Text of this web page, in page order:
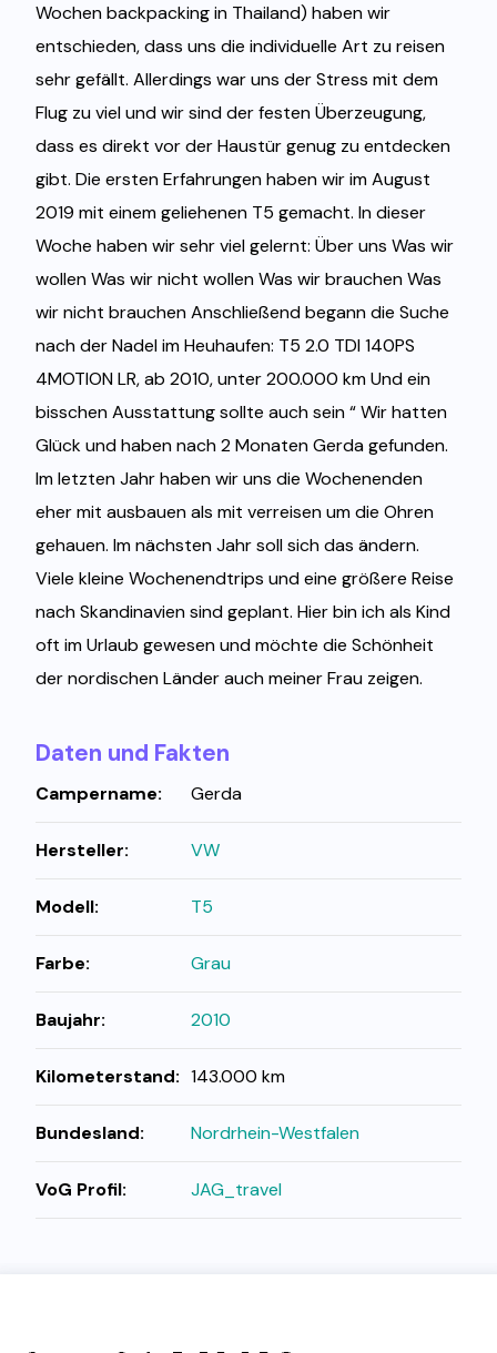
Wochen backpacking in Thailand) haben wir
entschieden, dass uns die individuelle Art zu reisen
sehr gefällt. Allerdings war uns der Stress mit dem
Flug zu viel und wir sind der festen Überzeugung,
dass es direkt vor der Haustür genug zu entdecken
gibt. Die ersten Erfahrungen haben wir im August
2019 mit einem geliehenen T5 gemacht. In dieser
Woche haben wir sehr viel gelernt: Über uns Was wir
wollen Was wir nicht wollen Was wir brauchen Was
wir nicht brauchen Anschließend begann die Suche
nach der Nadel im Heuhaufen: T5 2.0 TDI 140PS
4MOTION LR, ab 2010, unter 200.000 km Und ein
bisschen Ausstattung sollte auch sein “ Wir hatten
Glück und haben nach 2 Monaten Gerda gefunden.
Im letzten Jahr haben wir uns die Wochenenden
eher mit ausbauen als mit verreisen um die Ohren
gehauen. Im nächsten Jahr soll sich das ändern.
Viele kleine Wochenendtrips und eine größere Reise
nach Skandinavien sind geplant. Hier bin ich als Kind
oft im Urlaub gewesen und möchte die Schönheit
der nordischen Länder auch meiner Frau zeigen.
Daten und Fakten
Campername: Gerda
Hersteller: VW
Modell: T5
Farbe: Grau
Baujahr: 2010
Kilometerstand: 143.000 km
Bundesland: Nordrhein-Westfalen
VoG Profil: JAG_travel